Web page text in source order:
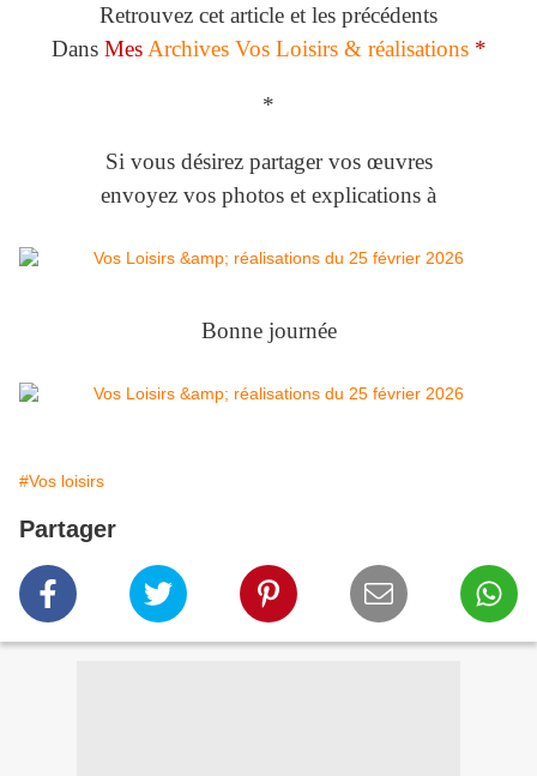
Retrouvez cet article et les précédents
Dans MesArchives Vos Loisirs & réalisations*
*
Si vous désirez partager vos œuvres
envoyez vos photos et explications à
Bonne journée
#Vos loisirs
Partager